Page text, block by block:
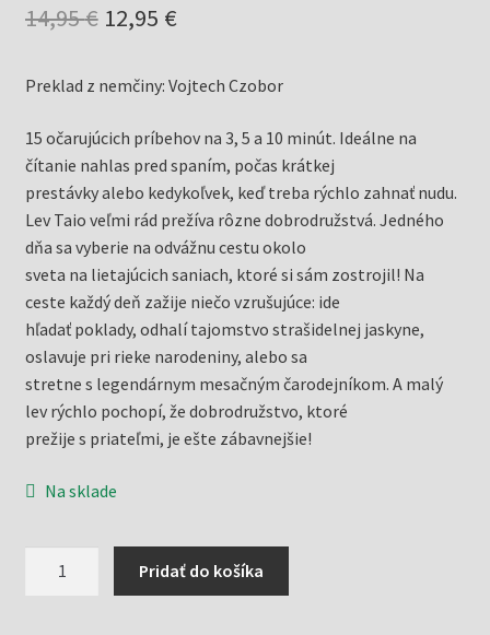
14,95€ Pôvodná
bola:
14,95 €.
12,95 €Aktuálna
je:
12,95 €.
Preklad z nemčiny: Vojtech Czobor
15 očarujúcich príbehov na 3, 5 a 10 minút. Ideálne na
čítanie nahlas pred spaním, počas krátkej
prestávky alebo kedykoľvek, keď treba rýchlo zahnať nudu.
Lev Taio veľmi rád prežíva rôzne dobrodružstvá. Jedného
dňa sa vyberie na odvážnu cestu okolo
sveta na lietajúcich saniach, ktoré si sám zostrojil! Na
ceste každý deň zažije niečo vzrušujúce: ide
hľadať poklady, odhalí tajomstvo strašidelnej jaskyne,
oslavuje pri rieke narodeniny, alebo sa
stretne s legendárnym mesačným čarodejníkom. A malý
lev rýchlo pochopí, že dobrodružstvo, ktoré
prežije s priateľmi, je ešte zábavnejšie!
Na sklade
Pridať do košíka